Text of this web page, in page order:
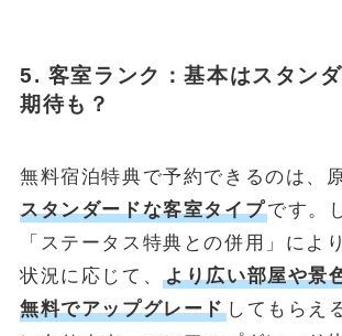
5. 客室ランク：基本はスタン
期待も？
無料宿泊特典で予約できるのは、
スタンダードな客室タイプです。
「ステータス特典との併用」によ
状況に応じて、より広い部屋や景
無料でアップグレード してもらえ